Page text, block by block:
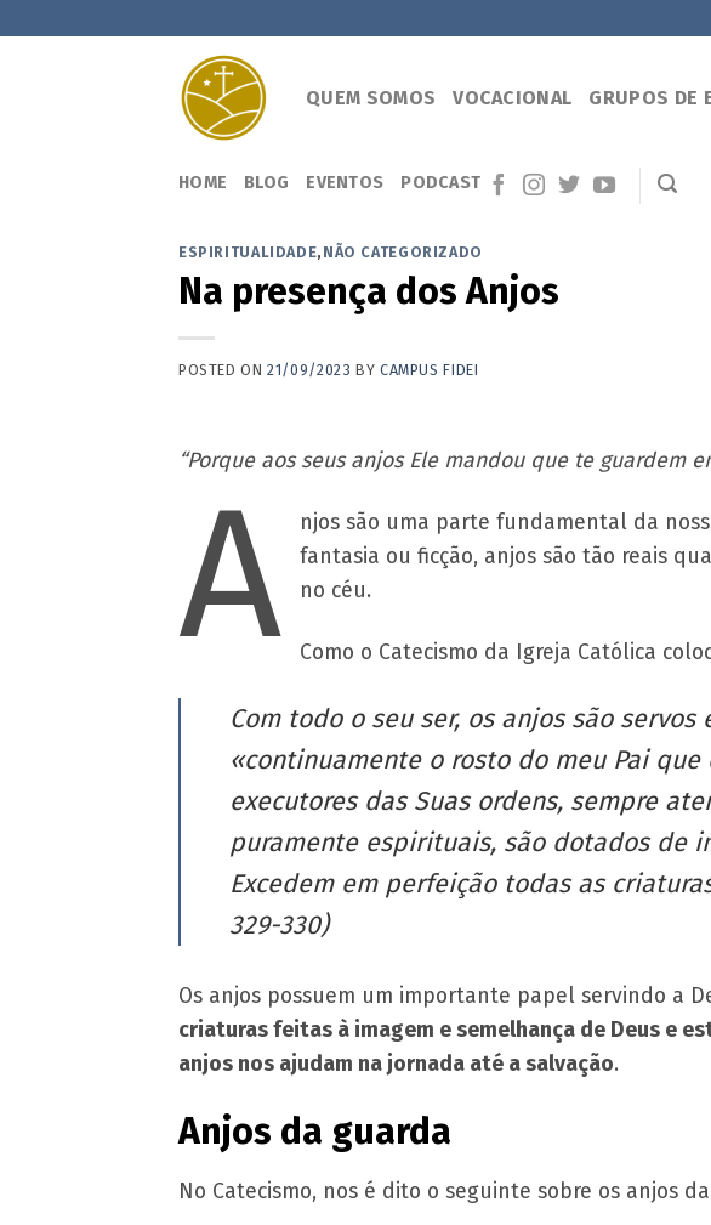
QUEM SOMOS VOCACIONAL GRUPOS DE
HOME BLOG EVENTOS PODCAST
ESPIRITUALIDADE, NÃO CATEGORIZADO
Na presença dos Anjos
POSTED ON21/09/2023 BY CAMPUS FIDEI
“Porque aos seus anjos Ele mandou que te guardem
A
njos são uma parte fundamental da
fantasia ou ficção, anjos são tão reais
no céu.
Como o Catecismo da Igreja Católica
Com todo o seu ser, os anjos são
«continuamente o rosto do meu Pai que
executores das Suas ordens, sempre
puramente espirituais, são dotados de
Excedem em perfeição todas as
329-330)
Os anjos possuem um importante papel servindo a
criaturas feitas à imagem e semelhança de Deus e
anjos nos ajudam na jornada até a salvação.
Anjos da guarda
No Catecismo, nos é dito o seguinte sobre os anjos